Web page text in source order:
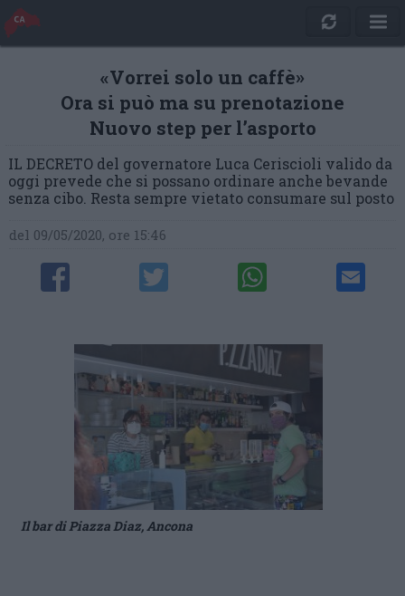
«Vorrei solo un caffè»
Ora si può ma su prenotazione
Nuovo step per l’asporto
IL DECRETO del governatore Luca Ceriscioli valido da
oggi prevede che si possano ordinare anche bevande
senza cibo. Resta sempre vietato consumare sul posto
del 09/05/2020, ore 15:46
Il bar di Piazza Diaz, Ancona